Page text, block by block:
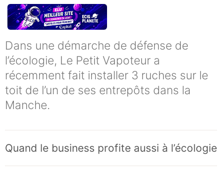
Dans une démarche de défense de
l’écologie, Le Petit Vapoteur a
récemment fait installer 3 ruches sur le
toit de l’un de ses entrepôts dans la
Manche.
Quand le business profite aussi à l’écologie